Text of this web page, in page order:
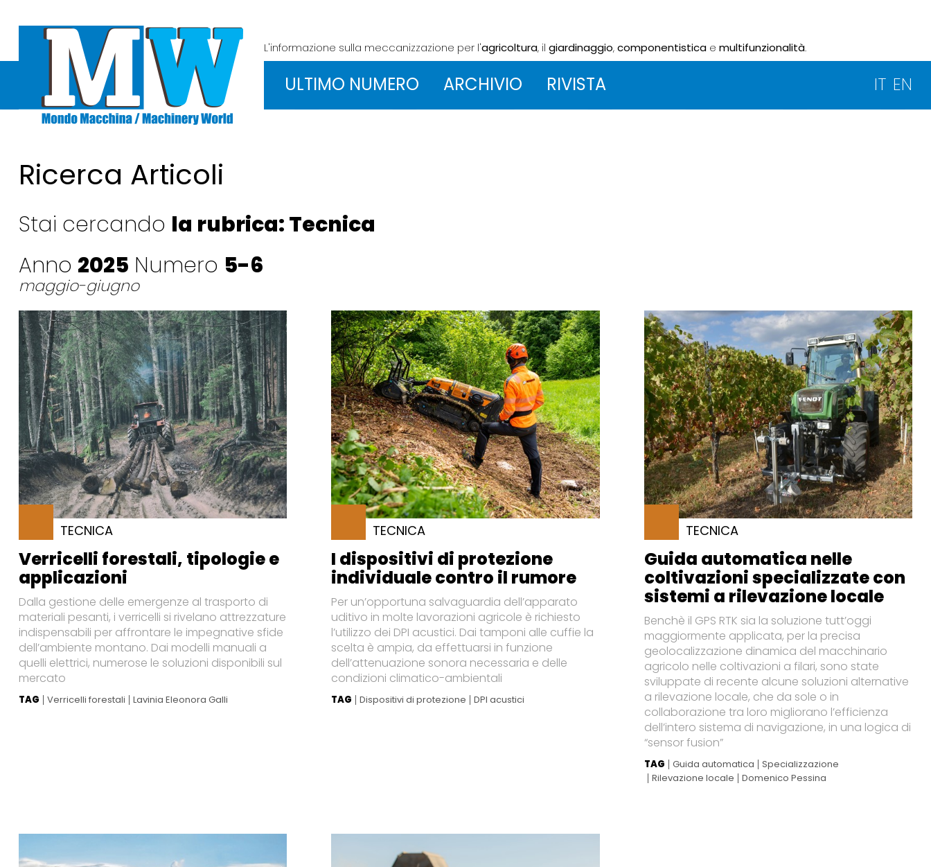
L'informazione sulla meccanizzazione per l'agricoltura, il giardinaggio,componentisticae multifunzionalità.
ULTIMO NUMERO ARCHIVIO RIVISTA IT EN
Ricerca Articoli
Stai cercando la rubrica: Tecnica
Anno 2025 Numero 5-6
maggio-giugno
TECNICA
Verricelli forestali, tipologie e
applicazioni
Dalla gestione delle emergenze al trasporto di
materiali pesanti, i verricelli si rivelano attrezzature
indispensabili per affrontare le impegnative sfide
dell’ambiente montano. Dai modelli manuali a
quelli elettrici, numerose le soluzioni disponibili sul
mercato
TAG Verricelli forestali Lavinia Eleonora Galli
TECNICA
I dispositivi di protezione
individuale contro il rumore
Per un’opportuna salvaguardia dell’apparato
uditivo in molte lavorazioni agricole è richiesto
l’utilizzo dei DPI acustici. Dai tamponi alle cuffie la
scelta è ampia, da effettuarsi in funzione
dell’attenuazione sonora necessaria e delle
condizioni climatico-ambientali
TAG Dispositivi di protezione DPI acustici
TECNICA
Guida automatica nelle
coltivazioni specializzate con
sistemi a rilevazione locale
Benchè il GPS RTK sia la soluzione tutt’oggi
maggiormente applicata, per la precisa
geolocalizzazione dinamica del macchinario
agricolo nelle coltivazioni a filari, sono state
sviluppate di recente alcune soluzioni alternative
a rilevazione locale, che da sole o in
collaborazione tra loro migliorano l’efficienza
dell’intero sistema di navigazione, in una logica di
“sensor fusion”
TAG Guida automatica
Specializzazione
Rilevazione locale
Domenico Pessina